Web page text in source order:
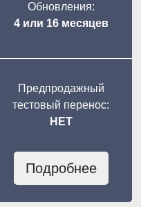
Обновления:
4 или 16 месяцев
Предпродажный
тестовый перенос:
НЕТ
Подробнее